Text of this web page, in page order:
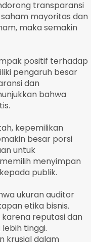
transparansi
mayoritas dan
maka semakin
positif terhadap
pengaruh besar
dan
bahwa
kepemilikan
besar porsi
untuk
menyimpan
publik.
ukuran auditor
etika bisnis.
reputasi dan
tinggi.
krusial dalam